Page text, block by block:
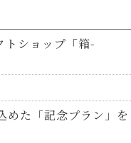
トショップ「箱-
めた「記念プラン」を